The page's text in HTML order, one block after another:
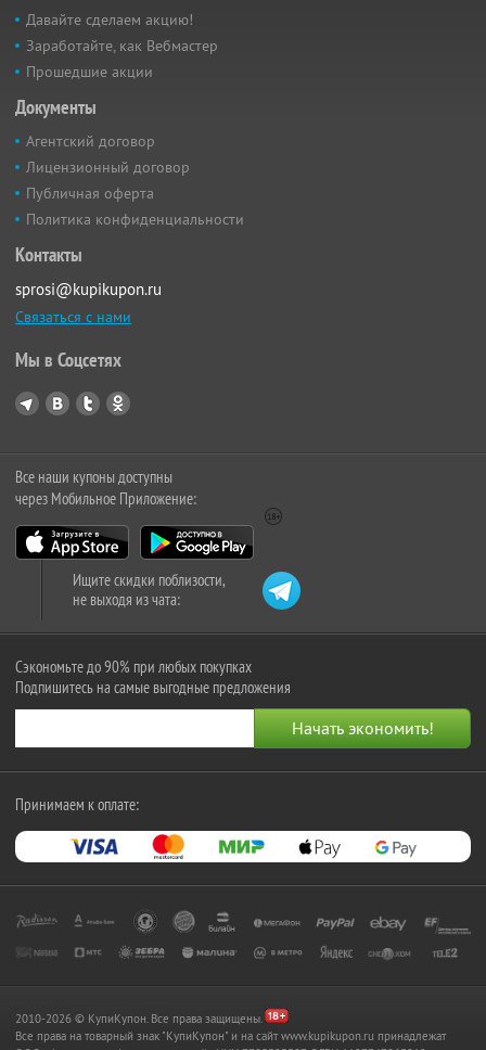
Давайте сделаем акцию!
Заработайте, как Вебмастер
Прошедшие акции
Документы
Агентский договор
Лицензионный договор
Публичная оферта
Политика конфиденциальности
Контакты
sprosi@kupikupon.ru
Связаться с нами
Мы в Соцсетях
Все наши купоны доступны
через Мобильное Приложение:
Ищите скидки поблизости,
не выходя из чата:
Сэкономьте до 90% при любых покупках
Подпишитесь на самые выгодные предложения
Принимаем к оплате:
2010-2026 © КупиКупон. Все права защищены.
Все права на товарный знак "КупиКупон" и на сайт www.kupikupon.ru принадлежат